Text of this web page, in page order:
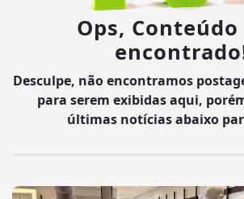
Ops, Conteúdo
Desculpe, não encontramos
para serem exibidas aqui,
últimas notícias abaixo